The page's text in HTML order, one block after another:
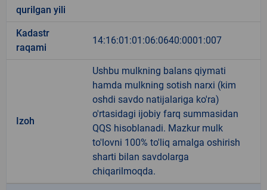
qurilgan yili
Kadastr
raqami
14:16:01:01:06:0640:0001:007
Izoh
Ushbu mulkning balans qiymati
hamda mulkning sotish narxi (kim
oshdi savdo natijalariga ko'ra)
o'rtasidagi ijobiy farq summasidan
QQS hisoblanadi. Mazkur mulk
to'lovni 100% to'liq amalga oshirish
sharti bilan savdolarga
chiqarilmoqda.